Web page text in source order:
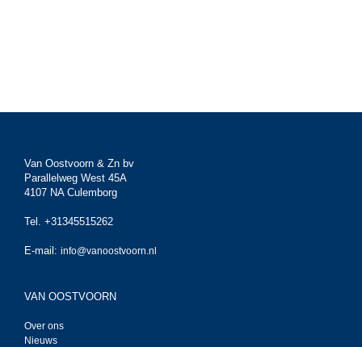
Van Oostvoorn & Zn bv
Parallelweg West 45A
4107 NA Culemborg
Tel. +31345515262
E-mail: info@vanoostvoorn.nl
VAN OOSTVOORN
Over ons
Nieuws